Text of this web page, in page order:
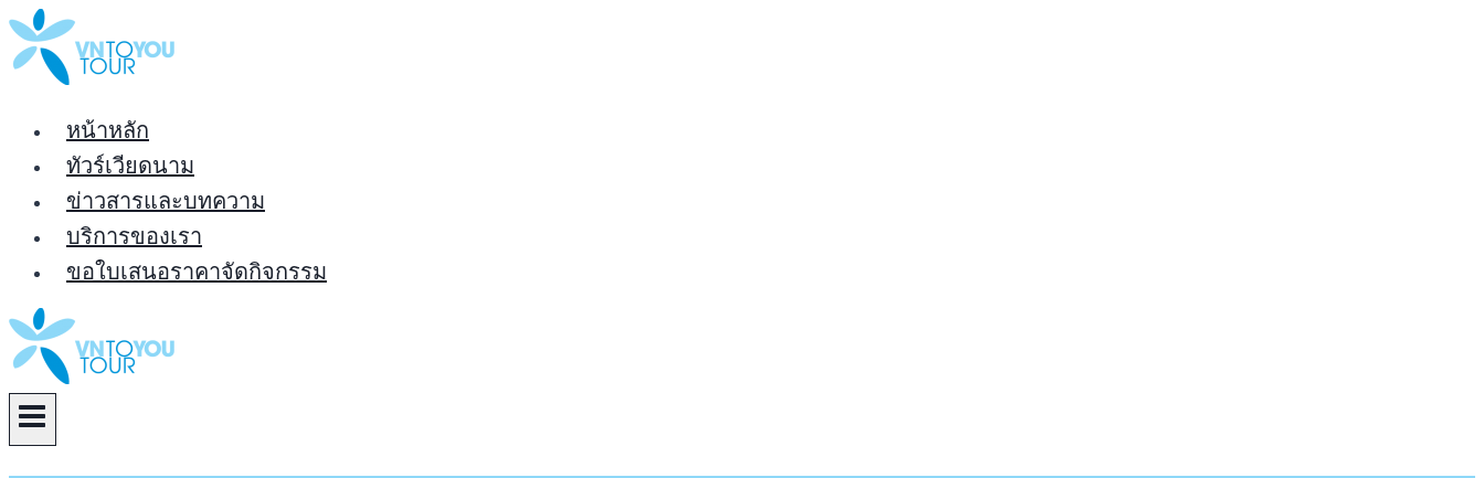
Skip
to
content
หน้าหลัก
ทัวร์เวียดนาม
ข่าวสารและบทความ
บริการของเรา
ขอใบเสนอราคาจัดกิจกรรม